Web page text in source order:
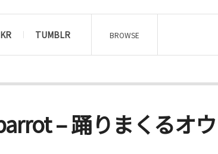
TUMBLR BROWSE
– 踊りまくるオウ